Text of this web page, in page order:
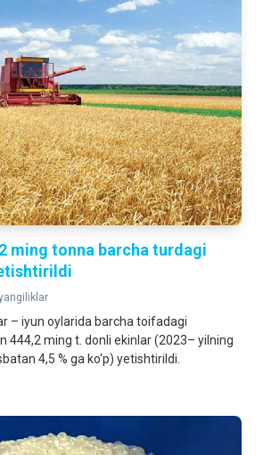
ming tonna barcha turdagi
– iyun oylarida barcha toifadagi
444,2 ming t. donli ekinlar (2023– yilning
4,5 % ga ko‘p) yetishtirildi.